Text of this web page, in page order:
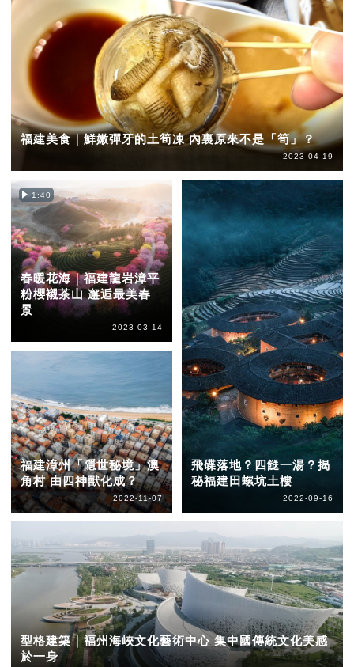
福建美食｜鮮嫩彈牙的土筍凍 內裏原來不是「筍」？
2023-04-19
1:40
春暖花海｜福建龍岩漳平
粉櫻襯茶山 邂逅最美春
景
2023-03-14
福建漳州「隱世秘境」澳
角村 由四神獸化成？
2022-11-07
飛碟落地？四餸一湯？揭
秘福建田螺坑土樓
2022-09-16
型格建築｜福州海峽文化藝術中心 集中國傳統文化美感
於一身